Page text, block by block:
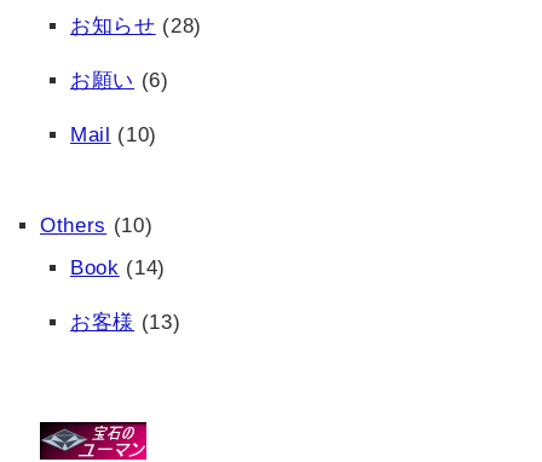
お知らせ (28)
お願い (6)
Mail (10)
Others (10)
Book (14)
お客様 (13)